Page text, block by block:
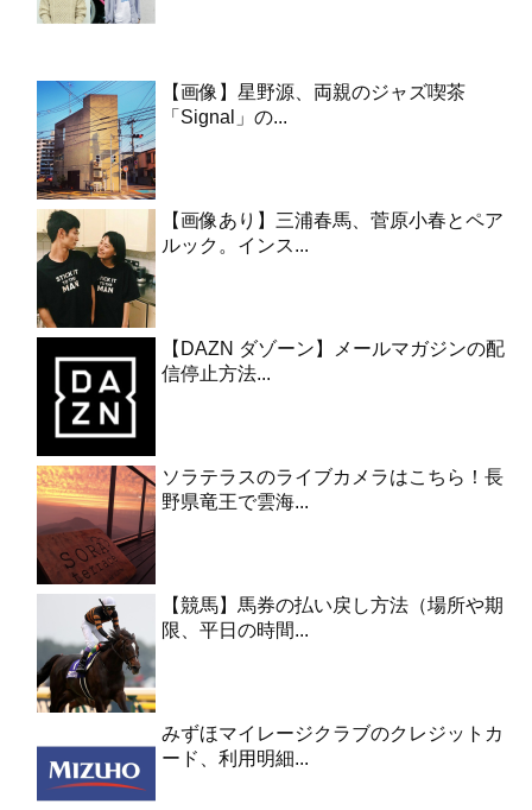
【画像】星野源、両親のジャズ喫茶
「Signal」の...
【画像あり】三浦春馬、菅原小春とペア
ルック。インス...
【DAZN ダゾーン】メールマガジンの配
信停止方法...
ソラテラスのライブカメラはこちら！長
野県竜王で雲海...
【競馬】馬券の払い戻し方法（場所や期
限、平日の時間...
みずほマイレージクラブのクレジットカ
ード、利用明細...